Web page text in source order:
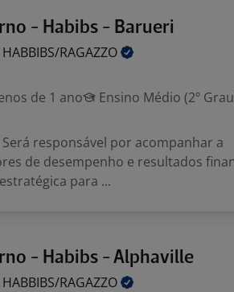
- Habibs - Barueri
HABBIBS/RAGAZZO
de 1 ano
Ensino Médio (2º
responsável por acompanhar a
de desempenho e resultados
para ...
- Habibs - Alphaville
HABBIBS/RAGAZZO